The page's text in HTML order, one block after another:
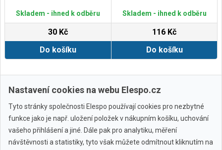
Skladem - ihned k odběru
30 Kč
Do košíku
Skladem - ihned k odběru
116 Kč
Do košíku
Zobrazit další
Nastavení cookies na webu Elespo.cz
Tyto stránky společnosti Elespo používají cookies pro nezbytné
funkce jako je např. uložení položek v nákupním košíku, uchování
vašeho přihlášení a jiné. Dále pak pro analytiku, měření
návštěvnosti a statistiky, tyto však můžete odmítnout kliknutím na